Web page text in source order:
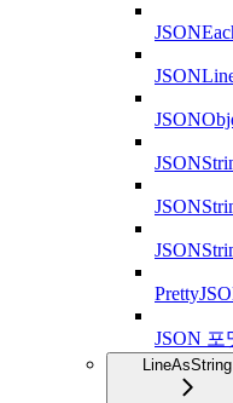
JSON 포
LineAsString